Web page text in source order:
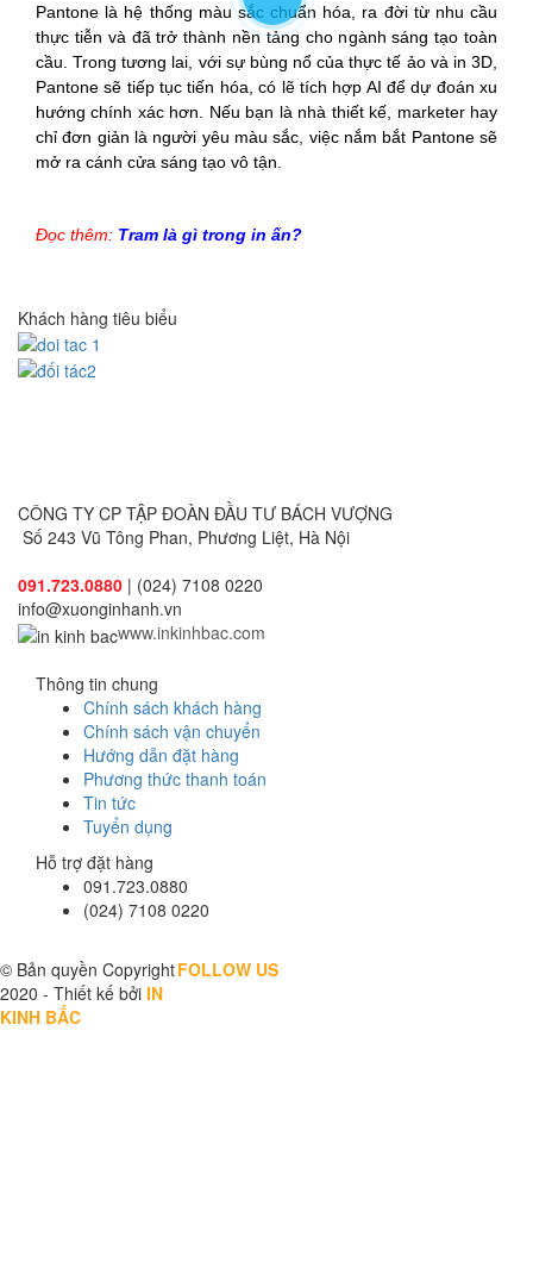
Pantone là hệ thống màu sắc chuẩn hóa, ra đời từ nhu cầu
thực tiễn và đã trở thành nền tảng cho ngành sáng tạo toàn
cầu.Trong tương lai, với sự bùng nổ của thực tế ảo và in 3D,
Pantone sẽ tiếp tục tiến hóa, có lẽ tích hợp AI để dự đoán xu
hướng chính xác hơn. Nếu bạn là nhà thiết kế, marketer hay
chỉ đơn giản là người yêu màu sắc, việc nắm bắt Pantone sẽ
mở ra cánh cửa sáng tạo vô tận.
Đọc thêm: Tram là gì trong in ấn?
Khách hàng tiêu biểu
CÔNG TY CP TẬP ĐOÀN ĐẦU TƯ BÁCH VƯỢNG
Số 243 Vũ Tông Phan, Phương Liệt, Hà Nội
091.723.0880 | (024) 7108 0220
info@xuonginhanh.vn
www.inkinhbac.com
Thông tin chung
Chính sách khách hàng
Chính sách vận chuyển
Hướng dẫn đặt hàng
Phương thức thanh toán
Tin tức
Tuyển dụng
Hỗ trợ đặt hàng
091.723.0880
(024) 7108 0220
© Bản quyền Copyright
2020 - Thiết kế bởi IN
KINH BẮC
FOLLOW US